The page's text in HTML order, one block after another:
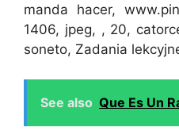
manda hacer,
1406, jpeg, , 20,
soneto, Zadania
See also Que Es Un